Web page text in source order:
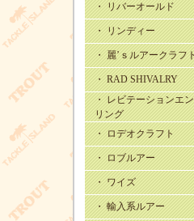
・ リバーオールド
・ リンディー
・ 麗’ｓルアークラフト
・ RAD SHIVALRY
・ レビテーションエ
リング
・ ロデオクラフト
・ ロブルアー
・ ワイズ
・ 輸入系ルアー